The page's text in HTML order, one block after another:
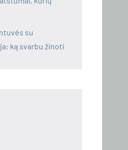
su
ką svarbu žinoti